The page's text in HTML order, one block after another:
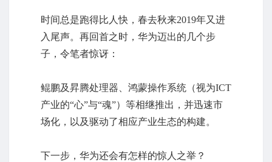
时间总是跑得比人快，春去秋来2019年又进
入尾声。再回首之时，华为迈出的几个步
子，令笔者惊讶：
鲲鹏及昇腾处理器、 鸿蒙操作系统（视为ICT
产业的“心”与“魂”） 等相继推出，并迅速市
场化，以及驱动了相应产业生态的构建。
下一步，华为还会有怎样的惊人之举？